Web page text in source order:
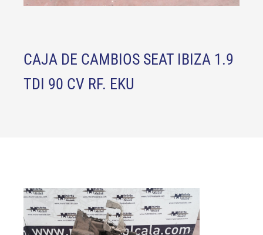
CAJA DE CAMBIOS SEAT IBIZA 1.9
TDI 90 CV RF. EKU